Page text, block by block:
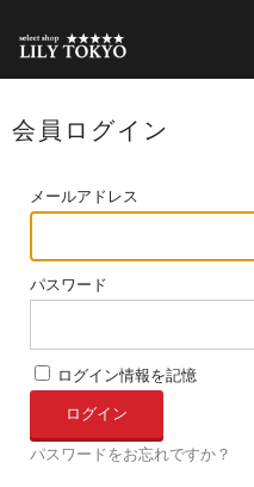
会員ログイン
メールアドレス
パスワード
ログイン情報を記憶
パスワードをお忘れですか？